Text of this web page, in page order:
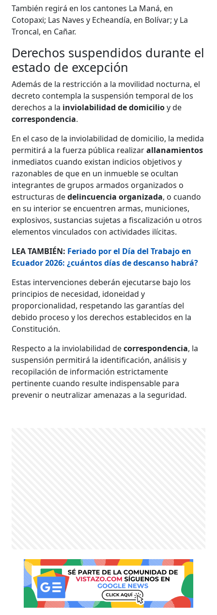
También regirá en los cantones La Maná, en
Cotopaxi; Las Naves y Echeandía, en Bolívar; y La
Troncal, en Cañar.
Derechos suspendidos durante el
estado de excepción
Además de la restricción a la movilidad nocturna, el
decreto contempla la suspensión temporal de los
derechos a la inviolabilidad de domicilioy de
correspondencia.
En el caso de la inviolabilidad de domicilio, la medida
permitirá a la fuerza pública realizarallanamientos
inmediatos cuando existan indicios objetivos y
razonables de que en un inmueble se ocultan
integrantes de grupos armados organizados o
estructuras dedelincuencia organizada, o cuando
en su interior se encuentren armas, municiones,
explosivos, sustancias sujetas a fiscalización u otros
elementos vinculados con actividades ilícitas.
LEA TAMBIÉN: Feriado por el Día del Trabajo en
Ecuador 2026: ¿cuántos días de descanso habrá?
Estas intervenciones deberán ejecutarse bajo los
principios de necesidad, idoneidad y
proporcionalidad, respetando las garantías del
debido proceso y los derechos establecidos en la
Constitución.
Respecto a la inviolabilidad decorrespondencia, la
suspensión permitirá la identificación, análisis y
recopilación de información estrictamente
pertinente cuando resulte indispensable para
prevenir o neutralizar amenazas a la seguridad.